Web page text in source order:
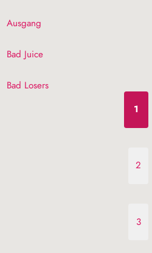
Ausgang
Bad Juice
Bad Losers
1
2
3